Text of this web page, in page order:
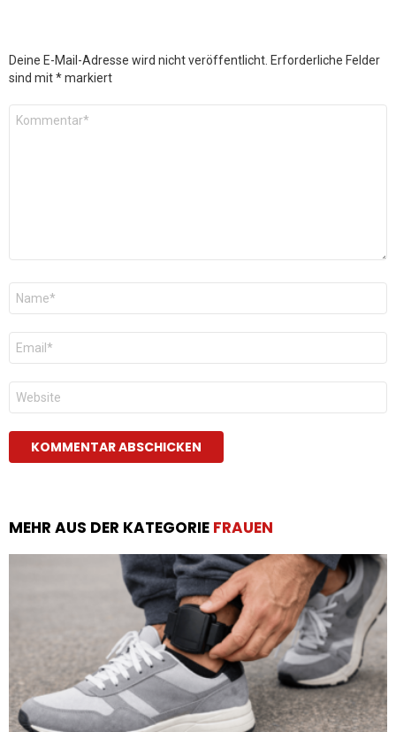
Deine E-Mail-Adresse wird nicht veröffentlicht. Erforderliche Felder
sind mit*markiert
Kommentar
Name
E-
Mail
*
Website
MEHR AUS DER KATEGORIE FRAUEN